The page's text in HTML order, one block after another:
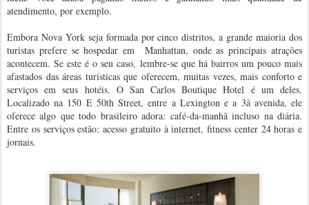
atendimento, por exemplo.
Embora Nova York seja formada por cinco distritos, a grande maioria dos
turistas prefere se hospedar em
Manhattan, onde as principais atrações
acontecem. Se este é o seu caso, lembre-se que há bairros um pouco mais
afastados das áreas turísticas que oferecem, muitas vezes, mais conforto e
serviços em seus hotéis. O San Carlos Boutique Hotel é um deles.
Localizado na 150 E 50th Street, entre a Lexington e a 3å avenida, ele
oferece algo que todo brasileiro adora: café-da-manhã incluso na diária.
Entre os serviços estão: acesso gratuito à internet, fitness center 24 horas e
jornais.